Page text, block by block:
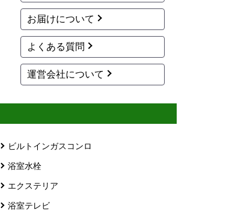
お届けについて
よくある質問
運営会社について
ビルトインガスコンロ
浴室水栓
エクステリア
浴室テレビ